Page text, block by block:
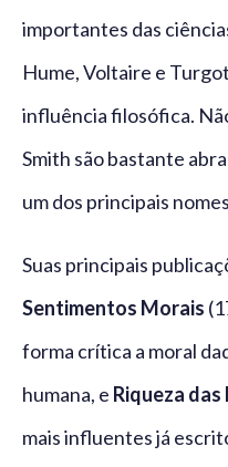
importantes das
Hume, Voltaire e
influência filosófica.
Smith são bastante
um dos principais
Suas principais
Sentimentos Morais
forma crítica a moral
humana, e Riqueza das
mais influentes já